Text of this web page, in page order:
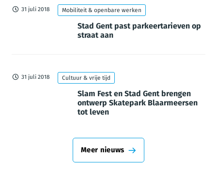
31 juli 2018 Mobiliteit & openbare werken
Stad Gent past parkeertarieven op
straat aan
31 juli 2018 Cultuur & vrije tijd
Slam Fest en Stad Gent brengen
ontwerp Skatepark Blaarmeersen
tot leven
Meer nieuws